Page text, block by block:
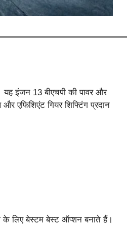
यह इंजन 13 बीएचपी की पावर और
एफिशिएंट गियर शिफ्टिंग प्रदान
के लिए बेस्टम बेस्ट ऑप्शन बनाते हैं।